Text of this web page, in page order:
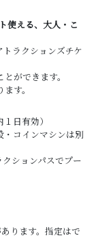
使える、大人・こ
ラクションズチケ
ができます。
す。
１日有効）
コインマシンは別
ションパスでプー
ります。指定はで